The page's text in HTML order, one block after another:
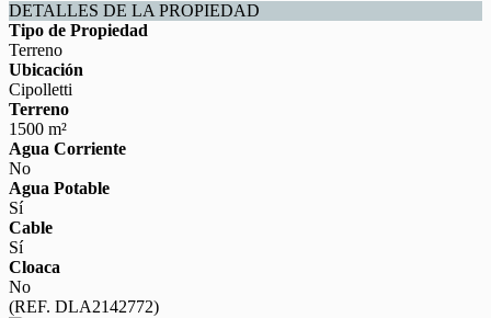
DETALLES DE LA PROPIEDAD
Tipo de Propiedad
Terreno
Ubicación
Cipolletti
Terreno
1500 m²
Agua Corriente
No
Agua Potable
Sí
Cable
Sí
Cloaca
No
(REF. DLA2142772)